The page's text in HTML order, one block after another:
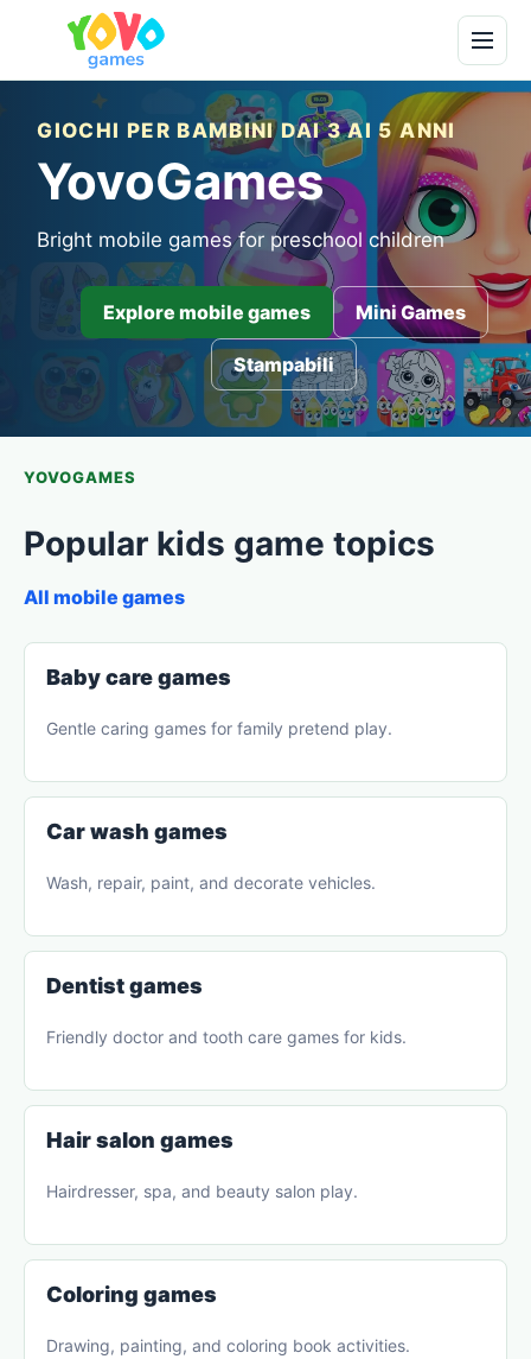
GIOCHI PER BAMBINI DAI 3 AI 5 ANNI
YovoGames
Bright mobile games for preschool children
Explore mobile games Mini Games
Stampabili
YOVOGAMES
Popular kids game topics
All mobile games
Baby care games
Gentle caring games for family pretend play.
Car wash games
Wash, repair, paint, and decorate vehicles.
Dentist games
Friendly doctor and tooth care games for kids.
Hair salon games
Hairdresser, spa, and beauty salon play.
Coloring games
Drawing, painting, and coloring book activities.